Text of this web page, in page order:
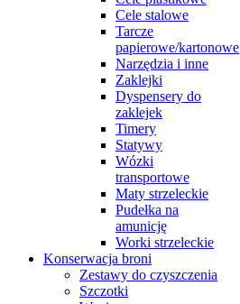
Cele stalowe
Tarcze
papierowe/kartonowe
Narzędzia i inne
Zaklejki
Dyspensery do
zaklejek
Timery
Statywy
Wózki
transportowe
Maty strzeleckie
Pudełka na
amunicję
Worki strzeleckie
Konserwacja broni
Zestawy do czyszczenia
Szczotki